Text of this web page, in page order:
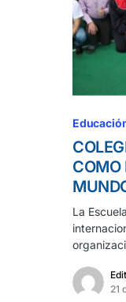
COMO
La
21